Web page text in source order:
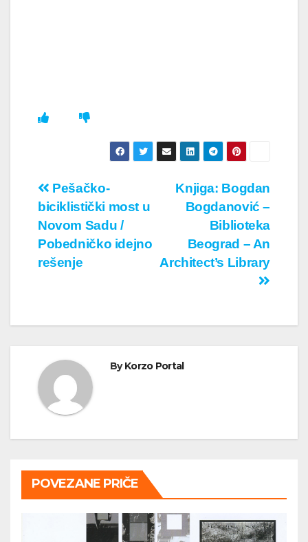
Кретање
чланка
Knjiga: Bogdan
Bogdanović –
Biblioteka
Beograd – An
Architect’s Library
Pešačko-
biciklistički most u
Novom Sadu /
Pobedničko idejno
rešenje
ByKorzo Portal
POVEZANE PRIČE